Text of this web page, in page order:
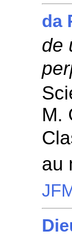
da
de
M.
au